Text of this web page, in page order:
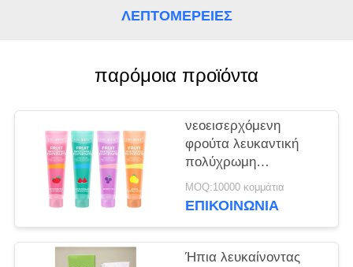
ΙΣΤΌΤΟΠΟΥ
ΠΟΛΙΤΙΚΉ
ΜΥΣΤΙΚΌΤΗΤΑΣ
ΛΕΠΤΟΜΈΡΕΙΕΣ
παρόμοια προϊόντα
νεοεισερχόμενη
φρούτα λευκαντική
πολύχρωμη
οδοντόκρεμα 100 ml
MOQ:10000 κομμάτια
ΕΠΙΚΟΙΝΩΝΊΑ
Ήπια λευκαίνοντας